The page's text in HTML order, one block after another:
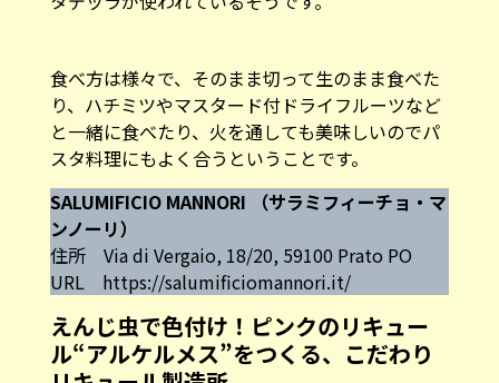
食べ方は様々で、そのまま切って生のまま食べた
り、ハチミツやマスタード付ドライフルーツなど
と一緒に食べたり、火を通しても美味しいのでパ
スタ料理にもよく合うということです。
SALUMIFICIO MANNORI （サラミフィーチョ・マ
ンノーリ）
住所 Via di Vergaio, 18/20, 59100 Prato PO
URL https://salumificiomannori.it/
えんじ虫で色付け！ピンクのリキュー
ル“アルケルメス”をつくる、こだわり